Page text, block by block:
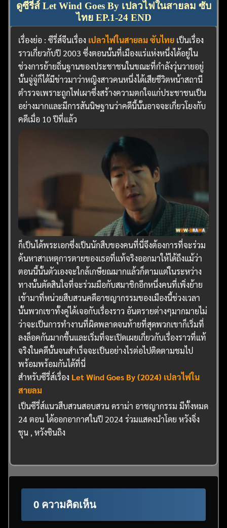
ดูซีรี่ส์ Let Wind Goes By เปลวไฟในสายลม ซับ
ไทย EP.1-24 END
เรื่องย่อ : ซีรี่ส์จีนเรื่อง เปลวไฟในสายลม ซับไทย เป็นเรื่อง
ราวเกี่ยวกับปี 2003 ซึ่งตอนนั้นที่เมืองแร่แห่งหนึ่งได้อยู่ใน
ช่วงการย้ายถิ่นฐานของประชาชนในขณะที่กำลังวุ่นวายอยู่
นั้นจู่จู่ก็ได้มีข่าวมาว่าหญิงสาวคนหนึ่งได้เสียชีวิตหน้าสถานี
ตำรวจเพราะถูกไฟเผาซึ่งสร้างความตกใจแก่ประชาชนเป็น
อย่างมากและมีการสันนิษฐานว่าคดีนี้นั้นอาจจะเกี่ยวโยงกับ
คดีเมื่อ 10 ปีที่แล้ว
ก็เป็นได้พระเอกซึ่งเป็นนักสืบของคนที่นี่จึงต้องการที่จะร่วม
ค้นหาสาเหตุการตายของเธอที่แท้จริงออกมาให้ได้ถึงแม้ว่า
ตอนนี้นั้นตัวเองจะใกล้เกษียณมากแล้วก็ตามแต่ในระหว่าง
ทางนั้นตัดสินใจที่จะร่วมมือกับสมาชิกอีกหนึ่งคนที่เพิ่งย้าย
เข้ามาที่หน่วยสืบสวนคดีอาชญากรรมของเมืองนี้ช่วงเวลา
นั้นพวกเขาทั้งคู่ได้เจอกับเรื่องราว อันตรายต่างๆมากมายไม่
ว่าจะเป็นการทำงานที่ผิดพลาดจนท้ายที่สุดพวกเขาก็เริ่มที่
ลงล็อคกันมากขึ้นและเริ่มที่จะเปิดเผยเกี่ยวกับเรื่องราวที่แท้
จริงในคดีนั้นจนสำเร็จจะเป็นอย่างไรต่อไปติดตามชมไป
พร้อมพร้อมกันได้ที่นี่
สำหรับซีรี่ส์เรื่อง Let Wind Goes By (2024) เปลวไฟใน
สายลม
เป็นซีรี่ส์แนวสืบสวนสอบสวน ดราม่า อาชญากรรม มีทั้งหมด
24 ตอน ได้ออกอากาศในปี 2024 ร่วมแสดงนำโดย หวังจิ่ง
ชุน , หวังซินถิง
0 ความคิดเห็น